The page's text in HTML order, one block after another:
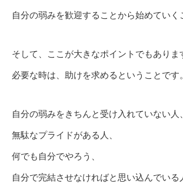
自分の弱みを歓迎することから始めていく
そして、ここが大きなポイントでもありま
必要な時は、助けを求めるということです。
自分の弱みをきちんと受け入れていない人、
無駄なプライドがある人、
何でも自分でやろう、
自分で完結させなければと思い込んでいる